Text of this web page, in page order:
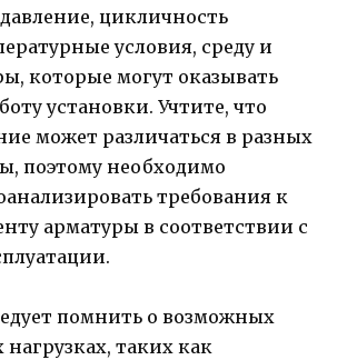
цикличность
условия, среду и
которые могут оказывать
установки. Учтите, что
может различаться в разных
поэтому необходимо
требования к
арматуры в соответствии с
помнить о возможных
таких как